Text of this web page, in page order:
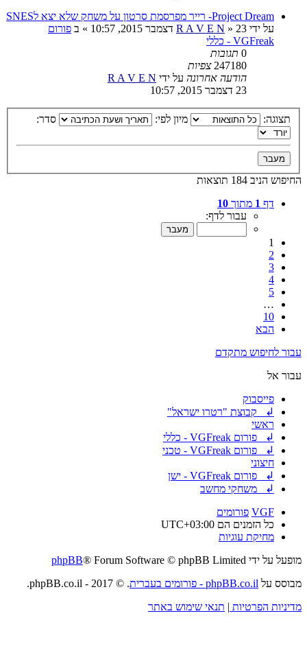
Project Dream- רייר מפרסמת סרטון על משחק שלא יצא לSNES
על ידי
R A V E N » 23 דצמבר 2015, 10:57 » ב פורום
VGFreak - כללי
0 תגובות
247180 צפיות
הודעה אחרונה על ידי R A V E N
23 דצמבר 2015, 10:57
תצוגה: מיון לפי: סדר:
החיפוש הניב 184 תוצאות
דף 1 מתוך 10
עבור לדף:
1
2
3
4
5
…
10
הבא
עבור לחיפוש מתקדם
עבור אל
פייסבוק
↲ קבוצת "רטרו ישראל"
ראשי
↲ פורום VGFreak - כללי
↲ פורום VGFreak - טכני
חיצוני
↲ פורום VGFreak - ישן
↲ משחקי מחשב
VGF פורומים
כל הזמנים הם UTC+03:00
מחיקת עוגיות
מופעל על ידי
phpBB® Forum Software © phpBB Limited
מבוסס על phpBB.co.il - פורומים בעברית
. © 2017 - phpBB.co.il.
מדיניות הפרטיות | תנאי שימוש באתר